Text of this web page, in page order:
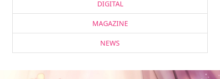
DIGITAL
MAGAZINE
NEWS